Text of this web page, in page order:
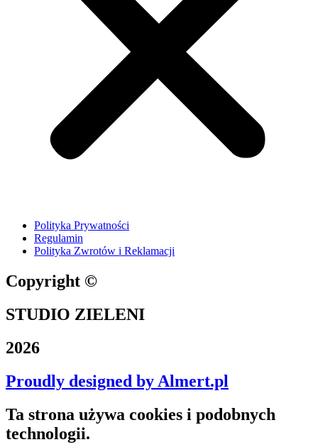
Polityka Prywatności
Regulamin
Polityka Zwrotów i Reklamacji
Copyright ©
STUDIO ZIELENI
2026
Proudly designed by Almert.pl
Ta strona używa cookies i podobnych
technologii.